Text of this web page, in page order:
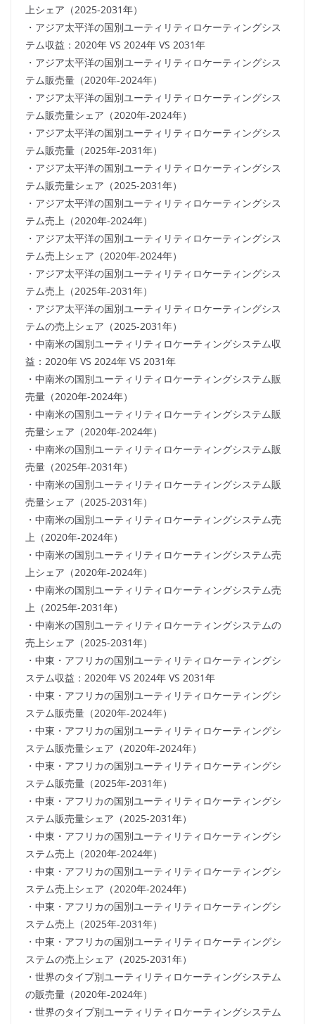
上シェア（2025-2031年）
・アジア太平洋の国別ユーティリティロケーティングシス
テム収益：2020年 VS 2024年 VS 2031年
・アジア太平洋の国別ユーティリティロケーティングシス
テム販売量（2020年-2024年）
・アジア太平洋の国別ユーティリティロケーティングシス
テム販売量シェア（2020年-2024年）
・アジア太平洋の国別ユーティリティロケーティングシス
テム販売量（2025年-2031年）
・アジア太平洋の国別ユーティリティロケーティングシス
テム販売量シェア（2025-2031年）
・アジア太平洋の国別ユーティリティロケーティングシス
テム売上（2020年-2024年）
・アジア太平洋の国別ユーティリティロケーティングシス
テム売上シェア（2020年-2024年）
・アジア太平洋の国別ユーティリティロケーティングシス
テム売上（2025年-2031年）
・アジア太平洋の国別ユーティリティロケーティングシス
テムの売上シェア（2025-2031年）
・中南米の国別ユーティリティロケーティングシステム収
益：2020年 VS 2024年 VS 2031年
・中南米の国別ユーティリティロケーティングシステム販
売量（2020年-2024年）
・中南米の国別ユーティリティロケーティングシステム販
売量シェア（2020年-2024年）
・中南米の国別ユーティリティロケーティングシステム販
売量（2025年-2031年）
・中南米の国別ユーティリティロケーティングシステム販
売量シェア（2025-2031年）
・中南米の国別ユーティリティロケーティングシステム売
上（2020年-2024年）
・中南米の国別ユーティリティロケーティングシステム売
上シェア（2020年-2024年）
・中南米の国別ユーティリティロケーティングシステム売
上（2025年-2031年）
・中南米の国別ユーティリティロケーティングシステムの
売上シェア（2025-2031年）
・中東・アフリカの国別ユーティリティロケーティングシ
ステム収益：2020年 VS 2024年 VS 2031年
・中東・アフリカの国別ユーティリティロケーティングシ
ステム販売量（2020年-2024年）
・中東・アフリカの国別ユーティリティロケーティングシ
ステム販売量シェア（2020年-2024年）
・中東・アフリカの国別ユーティリティロケーティングシ
ステム販売量（2025年-2031年）
・中東・アフリカの国別ユーティリティロケーティングシ
ステム販売量シェア（2025-2031年）
・中東・アフリカの国別ユーティリティロケーティングシ
ステム売上（2020年-2024年）
・中東・アフリカの国別ユーティリティロケーティングシ
ステム売上シェア（2020年-2024年）
・中東・アフリカの国別ユーティリティロケーティングシ
ステム売上（2025年-2031年）
・中東・アフリカの国別ユーティリティロケーティングシ
ステムの売上シェア（2025-2031年）
・世界のタイプ別ユーティリティロケーティングシステム
の販売量（2020年-2024年）
・世界のタイプ別ユーティリティロケーティングシステム